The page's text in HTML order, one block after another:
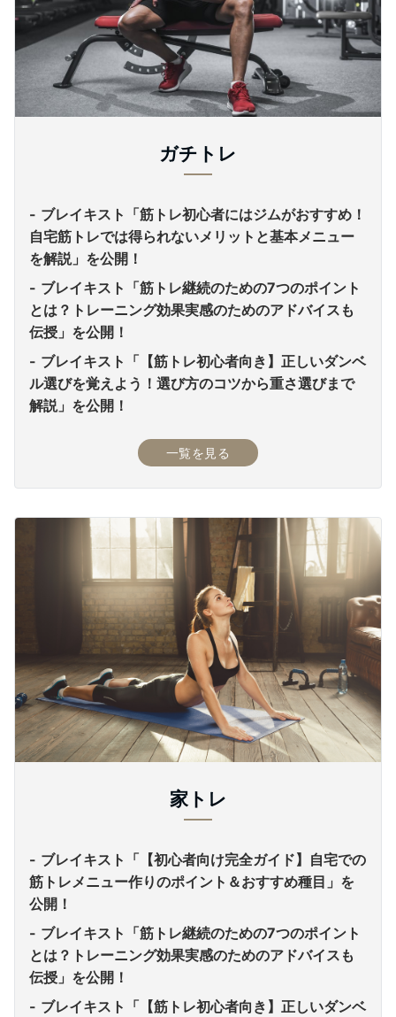
ガチトレ
ブレイキスト「筋トレ初心者にはジムがおすすめ！
自宅筋トレでは得られないメリットと基本メニュー
を解説」を公開！
ブレイキスト「筋トレ継続のための7つのポイント
とは？トレーニング効果実感のためのアドバイスも
伝授」を公開！
ブレイキスト「【筋トレ初心者向き】正しいダンベ
ル選びを覚えよう！選び方のコツから重さ選びまで
解説」を公開！
一覧を見る
家トレ
ブレイキスト「【初心者向け完全ガイド】自宅での
筋トレメニュー作りのポイント＆おすすめ種目」を
公開！
ブレイキスト「筋トレ継続のための7つのポイント
とは？トレーニング効果実感のためのアドバイスも
伝授」を公開！
ブレイキスト「【筋トレ初心者向き】正しいダンベ